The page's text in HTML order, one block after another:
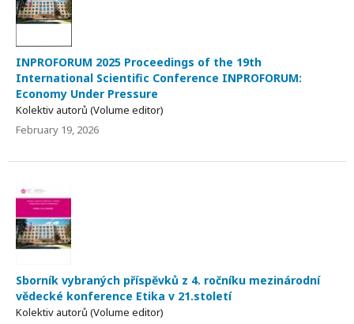
INPROFORUM 2025 Proceedings of the 19th
International Scientific Conference INPROFORUM:
Economy Under Pressure
Kolektiv autorů (Volume editor)
February 19, 2026
Sborník vybraných příspěvků z 4. ročníku mezinárodní
vědecké konference Etika v 21.století
Kolektiv autorů (Volume editor)